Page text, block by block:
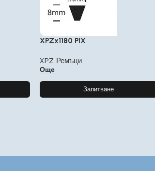
XPZx1180 PIX
XPZ Ремъци
Още
Запитване